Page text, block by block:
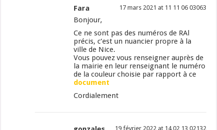
Fara 17 mars 2021 at 11 11 06 03063
Bonjour,
Ce ne sont pas des numéros de RAl
précis, c’est un nuancier propre à la
ville de Nice.
Vous pouvez vous renseigner auprès de
la mairie en leur renseignant le numéro
de la couleur choisie par rapport à ce
document
Cordialement
19 février 2022 at 14 02 13 02132